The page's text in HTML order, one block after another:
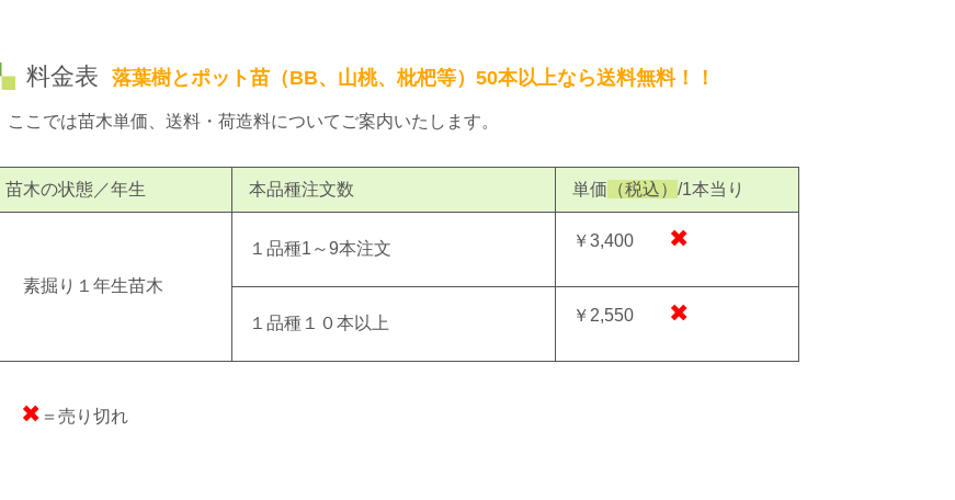
料金表 落葉樹とポット苗（BB、山桃、枇杷等）50本以上なら送料無料！！
ここでは苗木単価、送料・荷造料についてご案内いたします。
苗木の状態／年生 本品種注文数 単価 （税込） /1本当り
素掘り １年生苗木
１品種1～9本注文 ￥3,400 ✖
１品種１０本以上 ￥2,550 ✖
✖ ＝売り切れ